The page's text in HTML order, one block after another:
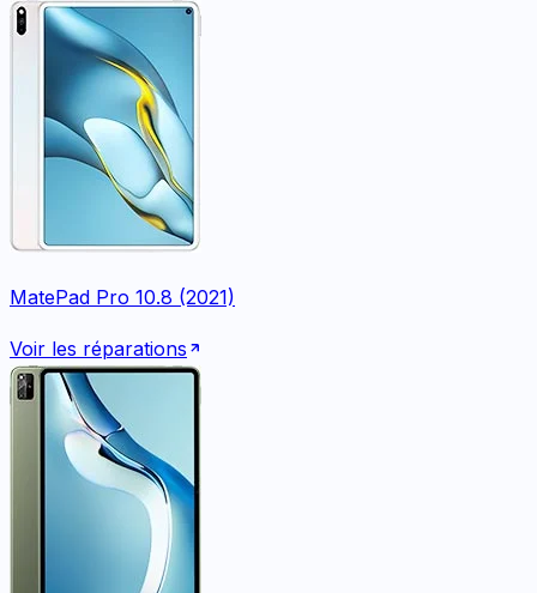
MatePad Pro 10.8 (2021)
Voir les réparations